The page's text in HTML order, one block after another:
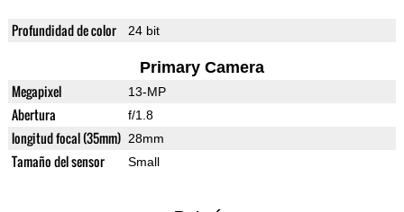
Profundidad de color 24 bit
Primary Camera
Megapixel 13-MP
Abertura f/1.8
longitud focal (35mm) 28mm
Tamaño del sensor Small